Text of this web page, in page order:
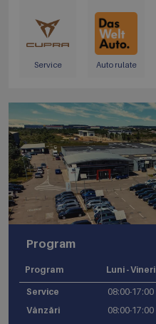
Service Auto rulate
Program
Program Luni - Vineri
Service 08:00-17:00
Vânzări
08:00-17:00